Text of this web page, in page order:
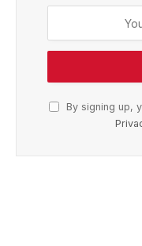
By signing up,